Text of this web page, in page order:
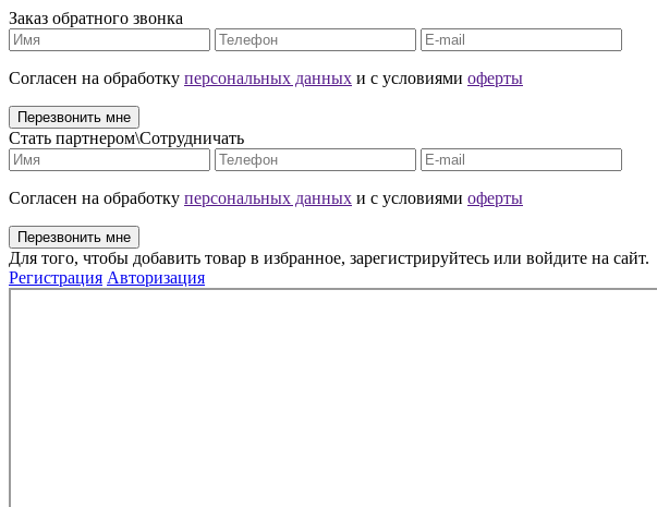
Заказ обратного звонка
Cогласен на обработку персональных данных и с условиями оферты
Перезвонить мне
Стать партнером\Сотрудничать
Cогласен на обработку персональных данных и с условиями оферты
Перезвонить мне
Для того, чтобы добавить товар в избранное, зарегистрируйтесь или войдите на сайт.
Регистрация Авторизация